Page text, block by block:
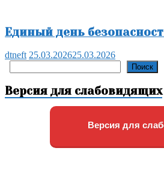
Единый день
dtneft 25.03.202625.03.2026
Поиск
Версия для слабовидящих
Версия для